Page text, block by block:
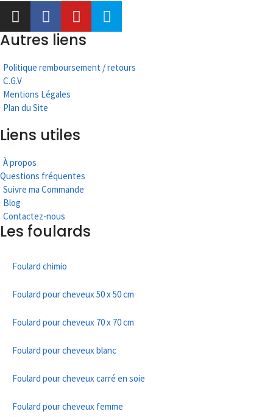
Autres liens
Politique remboursement / retours
C.G.V
Mentions Légales
Plan du Site
Liens utiles
À propos
Questions fréquentes
Suivre ma Commande
Blog
Contactez-nous
Les foulards
Foulard chimio
Foulard pour cheveux 50 x 50 cm
Foulard pour cheveux 70 x 70 cm
Foulard pour cheveux blanc
Foulard pour cheveux carré en soie
Foulard pour cheveux femme